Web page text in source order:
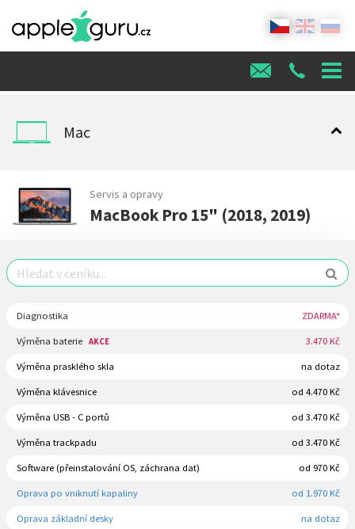
Mac
Servis a opravy
MacBook Pro 15" (2018, 2019)
Diagnostika ZDARMA*
Výměna baterie AKCE 3.470 Kč
Výměna prasklého skla na dotaz
Výměna klávesnice od 4.470 Kč
Výměna USB - C portů od 3.470 Kč
Výměna trackpadu od 3.470 Kč
Software (přeinstalování OS, záchrana dat) od 970 Kč
Oprava po vniknutí kapaliny od 1.970 Kč
Oprava základní desky na dotaz